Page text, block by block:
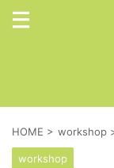
HOME > workshop
workshop